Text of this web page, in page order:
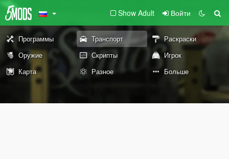
Show Adult Войти
Программы Транспорт
Раскраски
Оружие
Скрипты
Игрок
Карта
Разное Больше